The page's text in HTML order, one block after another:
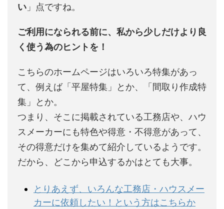
い 」点ですね。
ご利用になられる前に、私から少しだけより良
く使う為のヒントを！
こちらのホームページはいろいろ特集があっ
て、例えば「平屋特集」とか、「間取り作成特
集」とか。
つまり、そこに掲載されている工務店や、ハウ
スメーカーにも特色や得意・不得意があって、
その得意だけを集めて紹介しているようです。
だから、どこから申込するかはとても大事。
とりあえず、いろんな工務店・ハウスメー
カーに依頼したい！という方はこちらか